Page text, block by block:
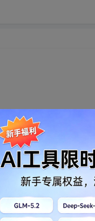
转发到动态 举报